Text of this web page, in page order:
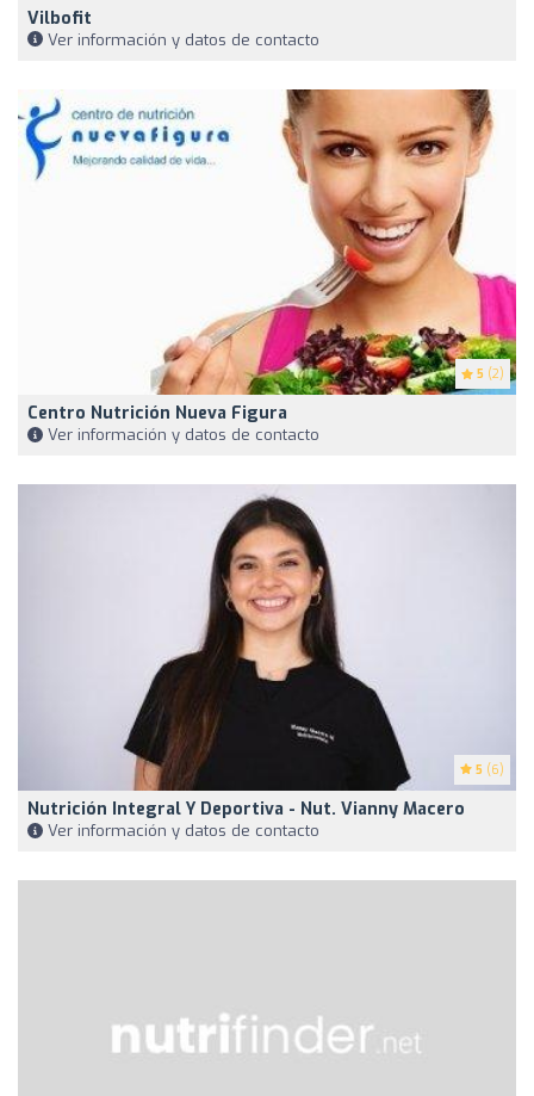
Vilbofit
Ver información y datos de contacto
5 (2)
Centro Nutrición Nueva Figura
Ver información y datos de contacto
5 (6)
Nutrición Integral Y Deportiva - Nut. Vianny Macero
Ver información y datos de contacto